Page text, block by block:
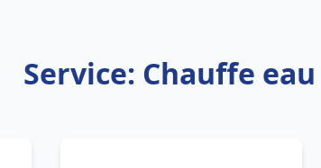
Service: Chauffe